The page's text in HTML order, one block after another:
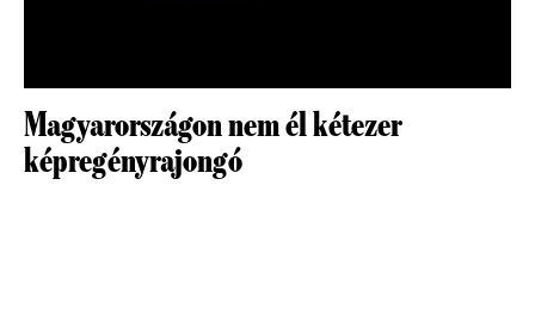
Magyarországon nem él kétezer
képregényrajongó